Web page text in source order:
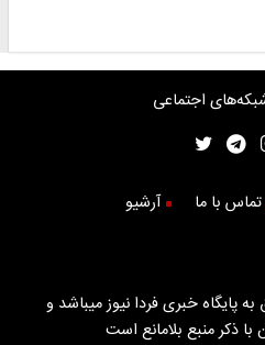
اجتماعی
تماس با ما آرشیو
پایگاه خبری فردا نیوز میباشد و
با ذکر منبع بلامانع است